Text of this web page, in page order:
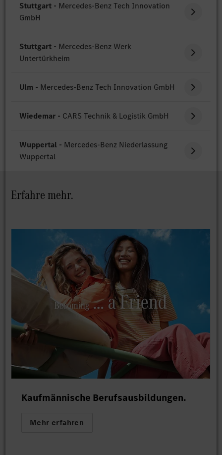
Stuttgart - Mercedes-Benz Tech Innovation
GmbH
Stuttgart - Mercedes-Benz Werk
Untertürkheim
Ulm - Mercedes-Benz Tech Innovation GmbH
Wiedemar - CARS Technik & Logistik GmbH
Wuppertal - Mercedes-Benz Niederlassung
Wuppertal
Erfahre mehr.
Kaufmännische Berufsausbildungen.
Mehr erfahren